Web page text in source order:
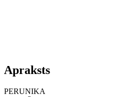
Apraksts
PERUNIKA